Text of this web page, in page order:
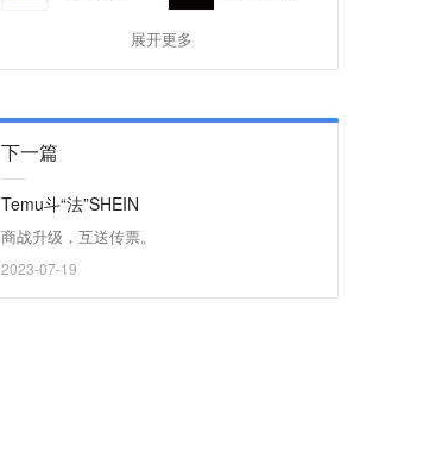
展开更多
下一篇
Temu斗“法”SHEIN
商战升级，互送传票。
2023-07-19